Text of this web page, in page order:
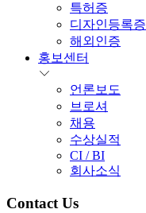
특허증
디자인등록증
해외인증
홍보센터
언론보도
브로셔
채용
수상실적
CI / BI
회사소식
Contact Us